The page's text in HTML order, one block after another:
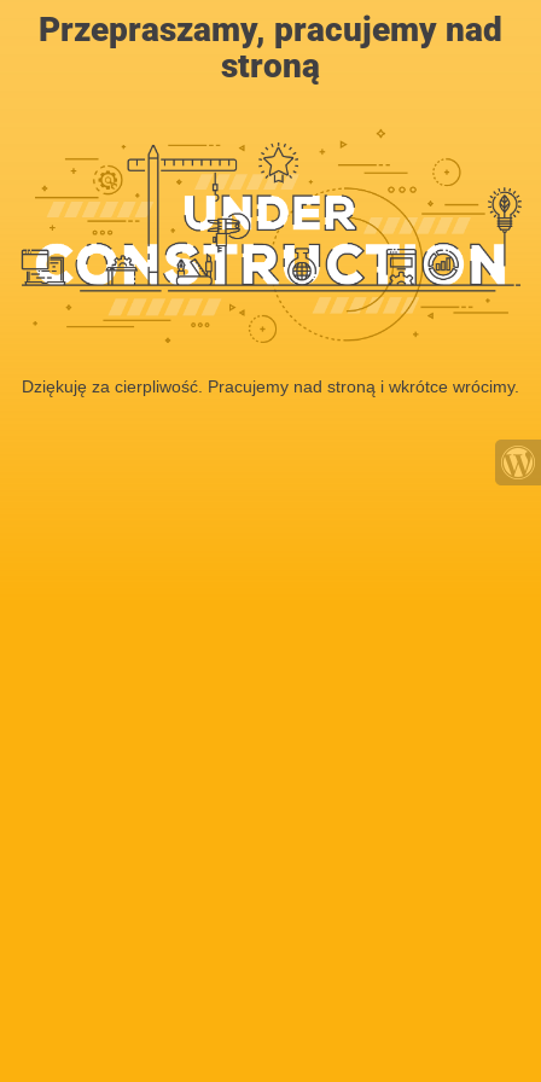
Przepraszamy, pracujemy nad
stroną
Dziękuję za cierpliwość. Pracujemy nad stroną i wkrótce wrócimy.